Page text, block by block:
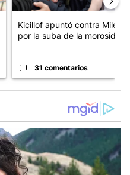
Kicillof apuntó contra Milei
por la suba de la morosida...
31 comentarios